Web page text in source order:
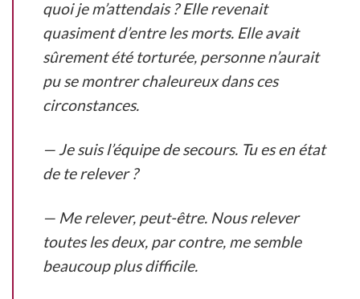
quoi je m’attendais ? Elle revenait
quasiment d’entre les morts. Elle avait
sûrement été torturée, personne n’aurait
pu se montrer chaleureux dans ces
circonstances.
— Je suis l’équipe de secours. Tu es en état
de te relever ?
— Me relever, peut-être. Nous relever
toutes les deux, par contre, me semble
beaucoup plus difficile.